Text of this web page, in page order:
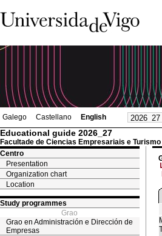
Galego Castellano English
Educational guide 2026_27
Facultade de Ciencias Empresariais e Turismo
Centro
Presentation
Organization chart
Location
Study programmes
Grao
Grao en Administración e Dirección de
Empresas